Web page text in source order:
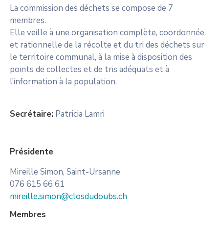
Locale
Tourisme
Durable
&
Culture
Rechercher?
La commission des déchets se compose de 7
membres.
Elle veille à une organisation complète, coordonnée
et rationnelle de la récolte et du tri des déchets sur
le territoire communal, à la mise à disposition des
points de collectes et de tris adéquats et à
l’information à la population.
Secrétaire: Patricia Lamri
Présidente
Mireille Simon, Saint-Ursanne
076 615 66 61
mireille.simon@closdudoubs.ch
Membres